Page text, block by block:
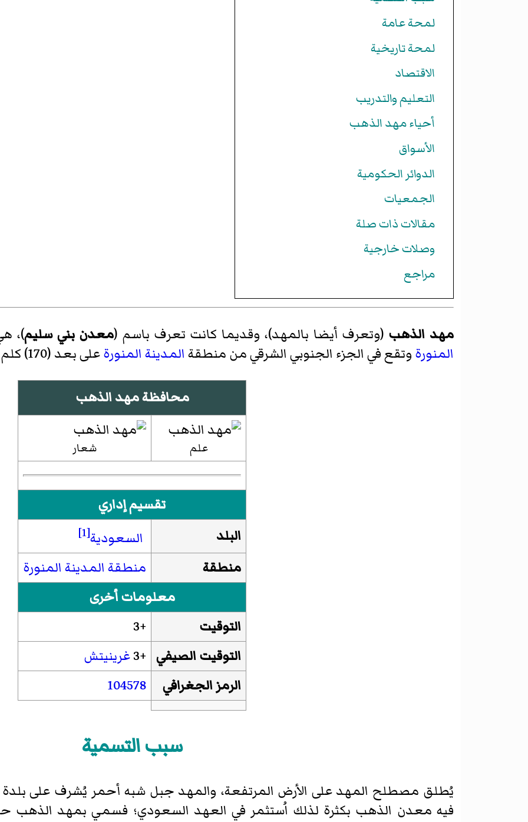
لمحة عامة
لمحة تاريخية
الاقتصاد
التعليم والتدريب
أحياء مهد الذهب
الأسواق
الدوائر الحكومية
الجمعيات
مقالات ذات صلة
وصلات خارجية
مراجع
مهد الذهب (وتعرف أيضا بالمهد)، وقديما كانت تعرف باسم (معدن بني سليم)،
المنورة وتقع في الجزء الجنوبي الشرقي من منطقة المدينة المنورةعلى بعد (170) كلم تقريباً حالياً.
محافظة مهد الذهب
علم شعار
تقسيم إداري
البلد
السعودية[1]
منطقة
منطقة المدينة المنورة
معلومات أخرى
التوقيت
+3
التوقيت الصيفي +3 غرينيتش
الرمز الجغرافي
104578
سبب التسمية
يُطلق مصطلح المهد على الأرض المرتفعة، والمهد جبل شبه أحمر يُشرف على
فيه معدن الذهب بكثرة لذلك اُستثمر في العهد السعودي؛ فسمي بمهد الذهب